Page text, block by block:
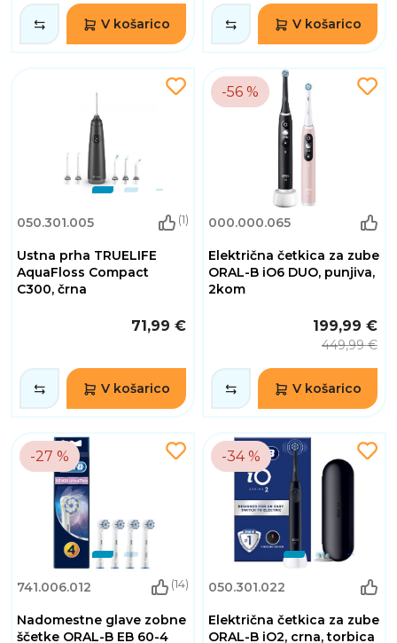
V košarico V košarico
050.301.005 (1)
Ustna prha TRUELIFE
AquaFloss Compact
C300, črna
71,99 €
V košarico
-56 %
000.000.065
Električna četkica za zube
ORAL-B iO6 DUO, punjiva,
2kom
199,99 €
449,99 €
V košarico
-27 %
741.006.012 (14)
Nadomestne glave zobne
ščetke ORAL-B EB 60-4
-34 %
050.301.022
Električna četkica za zube
ORAL-B iO2, crna, torbica